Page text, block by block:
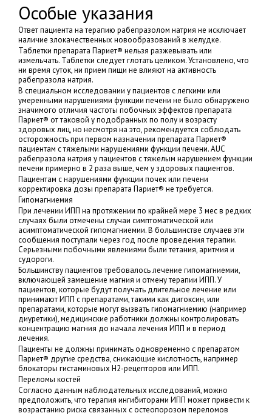
Особые указания
Ответ пациента на терапию рабепразолом натрия не исключает
наличие злокачественных новообразований в желудке.
Таблетки препарата Париет® нельзя разжевывать или
измельчать. Таблетки следует глотать целиком. Установлено, что
ни время суток, ни прием пищи не влияют на активность
рабепразола натрия.
В специальном исследовании у пациентов с легкими или
умеренными нарушениями функции печени не было обнаружено
значимого отличия частоты побочных эффектов препарата
Париет® от таковой у подобранных по полу и возрасту
здоровых лиц, но несмотря на это, рекомендуется соблюдать
осторожность при первом назначении препарата Париет®
пациентам с тяжелыми нарушениями функции печени. AUC
рабепразола натрия у пациентов с тяжелым нарушением функции
печени примерно в 2 раза выше, чем у здоровых пациентов.
Пациентам с нарушениями функции почек или печени
корректировка дозы препарата Париет® не требуется.
Гипомагниемия
При лечении ИПП на протяжении по крайней мере 3 мес в редких
случаях были отмечены случаи симптоматической или
асимптоматической гипомагниемии. В большинстве случаев эти
сообщения поступали через год после проведения терапии.
Серьезными побочными явлениями были тетания, аритмия и
судороги.
Большинству пациентов требовалось лечение гипомагниемии,
включающей замещение магния и отмену терапии ИПП. У
пациентов, которые будут получать длительное лечение или
принимают ИПП с препаратами, такими как дигоксин, или
препаратами, которые могут вызвать гипомагниемию (например
диуретики), медицинские работники должны контролировать
концентрацию магния до начала лечения ИПП и в период
лечения.
Пациенты не должны принимать одновременно с препаратом
Париет® другие средства, снижающие кислотность, например
блокаторы гистаминовых Н2-рецепторов или ИПП.
Переломы костей
Согласно данным наблюдательных исследований, можно
предположить, что терапия ингибиторами ИПП может привести к
возрастанию риска связанных с остеопорозом переломов